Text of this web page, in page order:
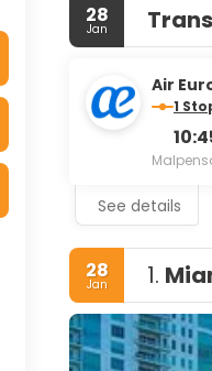
28
Jan
Air
1
See details
28
Jan 1.